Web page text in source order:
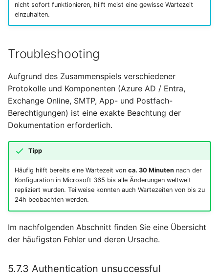
nicht sofort funktionieren, hilft meist eine gewisse Wartezeit
einzuhalten.
Troubleshooting
Aufgrund des Zusammenspiels verschiedener
Protokolle und Komponenten (Azure AD / Entra,
Exchange Online, SMTP, App- und Postfach-
Berechtigungen) ist eine exakte Beachtung der
Dokumentation erforderlich.
Tipp
Häufig hilft bereits eine Wartezeit von ca. 30 Minutennach der
Konfiguration in Microsoft 365 bis alle Änderungen weltweit
repliziert wurden. Teilweise konnten auch Wartezeiten von bis zu
24h beobachten werden.
Im nachfolgenden Abschnitt finden Sie eine Übersicht
der häufigsten Fehler und deren Ursache.
5.7.3 Authentication unsuccessful